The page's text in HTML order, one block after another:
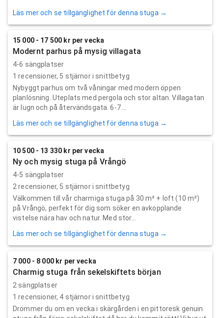
Läs mer och se tillgänglighet för denna stuga →
15 000 - 17 500 kr per vecka
Modernt parhus på mysig villagata
4-6 sängplatser
1 recensioner, 5 stjärnor i snittbetyg
Nybyggt parhus om två våningar med modern öppen
planlösning. Uteplats med pergola och stor altan. Villagatan
är lugn och på återvändsgata. 6-7 ...
Läs mer och se tillgänglighet för denna stuga →
10 500 - 13 330 kr per vecka
Ny och mysig stuga på Vrångö
4-5 sängplatser
2 recensioner, 5 stjärnor i snittbetyg
Välkommen till vår charmiga stuga på 30 m² + loft (10 m²)
på Vrångö, perfekt för dig som söker en avkopplande
vistelse nära hav och natur. Med stor...
Läs mer och se tillgänglighet för denna stuga →
7 000 - 8 000 kr per vecka
Charmig stuga från sekelskiftets början
2 sängplatser
1 recensioner, 4 stjärnor i snittbetyg
Drömmer du om en vecka i skärgården i en pittoresk genuin